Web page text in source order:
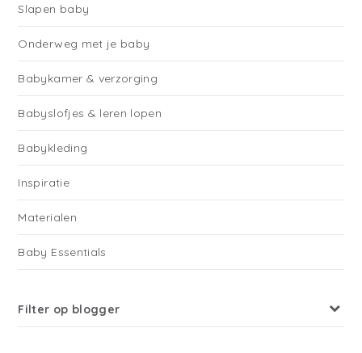
Slapen baby
Onderweg met je baby
Babykamer & verzorging
Babyslofjes & leren lopen
Babykleding
Inspiratie
Materialen
Baby Essentials
Filter op blogger